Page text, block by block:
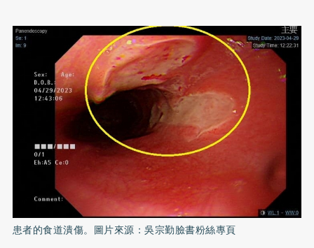
患者的食道潰傷。圖片來源：吳宗勤臉書粉絲專頁